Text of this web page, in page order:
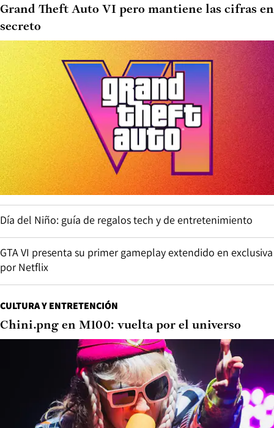
Grand Theft Auto VI pero mantiene las cifras en
secreto
Día del Niño: guía de regalos tech y de entretenimiento
GTA VI presenta su primer gameplay extendido en exclusiva
por Netflix
CULTURA Y ENTRETENCIÓN
Chini.png en M100: vuelta por el universo